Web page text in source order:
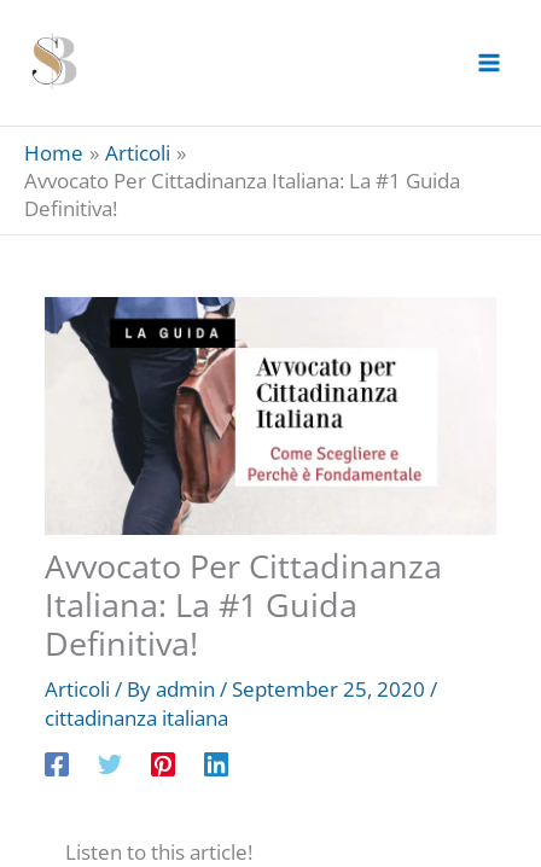
content
Home
Articoli
Avvocato Per Cittadinanza Italiana: La #1 Guida
Definitiva!
Avvocato Per Cittadinanza
Italiana: La #1 Guida
Definitiva!
Articoli / Byadmin /September 25, 2020 /
cittadinanza italiana
Listen to this article!